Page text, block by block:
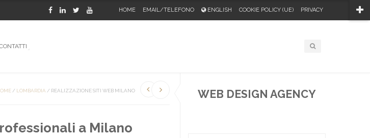
HOME EMAIL/TELEFONO ENGLISH COOKIE POLICY (UE) PRIVACY
WEB DESIGN AGENCY
/ LOMBARDIA / REALIZZAZIONE SITI WEB MILANO
a Milano